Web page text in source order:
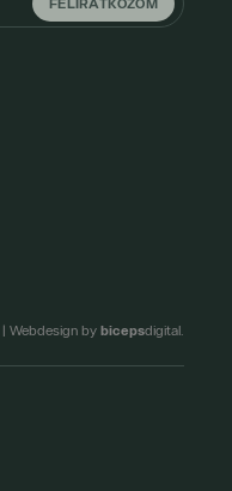
| Webdesign by bicepsdigital.